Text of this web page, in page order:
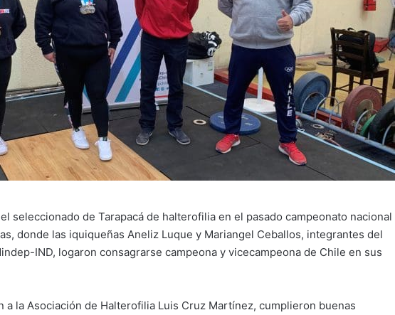
seleccionado de Tarapacá de halterofilia en el pasado campeonato nacional
donde las iquiqueñas Aneliz Luque y Mariangel Ceballos, integrantes del
IND, logaron consagrarse campeona y vicecampeona de Chile en sus
la Asociación de Halterofilia Luis Cruz Martínez, cumplieron buenas